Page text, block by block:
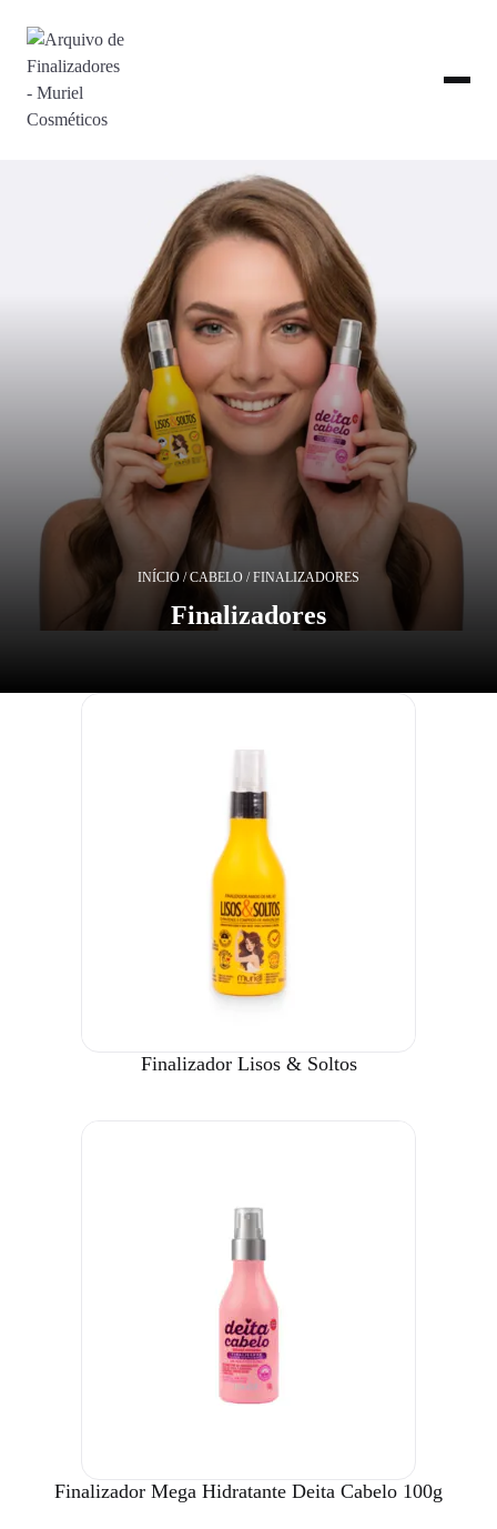
INÍCIO /CABELO / FINALIZADORES
Finalizadores
Finalizador Lisos & Soltos
Finalizador Mega Hidratante Deita Cabelo 100g